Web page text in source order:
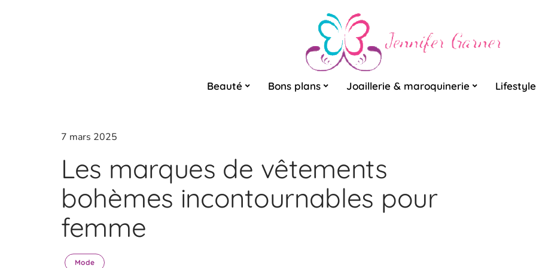
Beauté Bons plans Joaillerie & maroquinerie Lifestyle
7 mars 2025
Les marques de vêtements
bohèmes incontournables pour
femme
Mode